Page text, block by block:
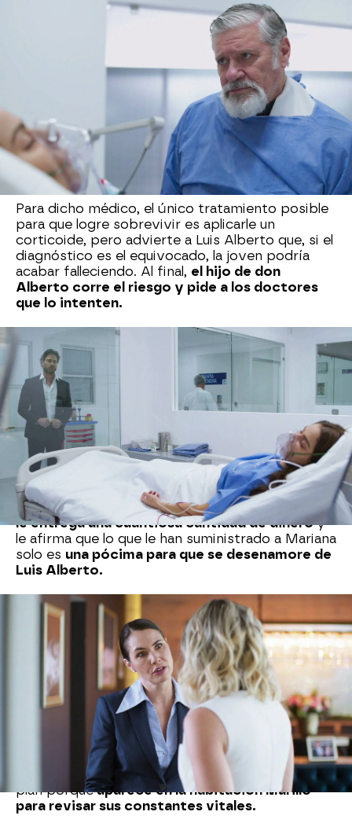
Cuando parece que ya no hay ninguna esperanza
llega al hospital un prestigioso
doctor para intentar salvar la vida de la joven.
Según el estudio que le realiza, la hija de Pedro
Villarreal tiene una disfunción de la médula que
provoca una alteración en los glóbulos rojos y
eso pudo provocar la muerte. Cree que la causa
principal de su estado es una reacción a algún
medicamento o a un alimento.
Nadie se imagina
que ha sido envenenada por Sorayay que por
eso está así.
Para dicho médico, el único tratamiento posible
para que logre sobrevivir es aplicarle un
corticoide, pero advierte a Luis Alberto que, si el
diagnóstico es el equivocado, la joven podría
acabar falleciendo. Al final, el hijo de don
Alberto corre el riesgo y pide a los doctores
que lo intenten.
Mientras tanto, Soraya recibe en su casa a
Matilde que está enormente preocupada por
Mariana. La empleada del hogar de los Salvatierra
siente animadversión por la hija de Pedro
Villarreal, pero
no desea que la joven muera.
Está muy arrepentida y está dispuesta a contar
a don Alberto la verdad, pero la malvada hija de
Rafael Montenegro le recuerda quesi se sincera
con la familia Salvatierra perderá su trabajo y
podría acabar en prisión por ser su cómplice.
Para tranquilizarla y asegurarse de que no hable,
le entrega una cuantiosa cantidad de dineroy
le afirma que lo que le han suministrado a Mariana
solo es una pócima para que se desenamore de
Luis Alberto.
Mariana consigue despertarse.Todos se
alegran excepto Soraya. Parece que su vida ya
no corre peligro.El doctor Murillo la sube a
planta
para seguir tratándola hasta que se
recupere del todo.
La malvada hija de Rafael Montenegro no está
dispuesta a rendirse.Su objetivo es asesinar a
Mariana y no va a parar hasta conseguirlo. Llega
de incógnito al hospital e intenta ahogarla con
una almohada, pero no consigue llevar a cabo su
plan porqueaparece en la habitación Murillo
para revisar sus constantes vitales.